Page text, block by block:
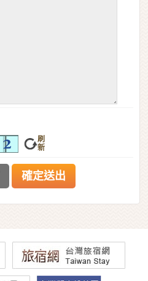
刷
新
確定送出